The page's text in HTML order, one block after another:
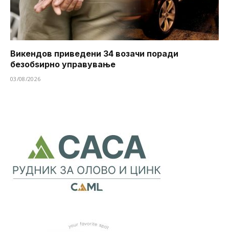
Викендов приведени 34 возачи поради
безобѕирно управување
03/08/2026